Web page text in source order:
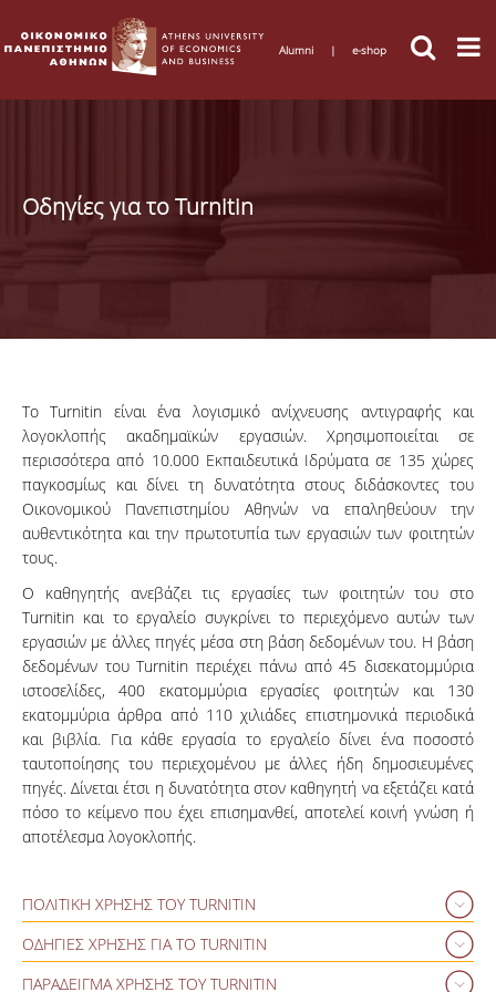
Alumni | e-shop
Οδηγίες για το Turnitin
Το Turnitin είναι ένα λογισμικό ανίχνευσης αντιγραφής και
λογοκλοπής ακαδημαϊκών εργασιών. Χρησιμοποιείται σε
περισσότερα από 10.000 Εκπαιδευτικά Ιδρύματα σε 135 χώρες
παγκοσμίως και δίνει τη δυνατότητα στους διδάσκοντες του
Οικονομικού Πανεπιστημίου Αθηνών να επαληθεύουν την
αυθεντικότητα και την πρωτοτυπία των εργασιών των φοιτητών
τους.
Ο καθηγητής ανεβάζει τις εργασίες των φοιτητών του στο
Turnitin και το εργαλείο συγκρίνει το περιεχόμενο αυτών των
εργασιών με άλλες πηγές μέσα στη βάση δεδομένων του. Η βάση
δεδομένων του Turnitin περιέχει πάνω από 45 δισεκατομμύρια
ιστοσελίδες, 400 εκατομμύρια εργασίες φοιτητών και 130
εκατομμύρια άρθρα από 110 χιλιάδες επιστημονικά περιοδικά
και βιβλία. Για κάθε εργασία το εργαλείο δίνει ένα ποσοστό
ταυτοποίησης του περιεχομένου με άλλες ήδη δημοσιευμένες
πηγές. Δίνεται έτσι η δυνατότητα στον καθηγητή να εξετάζει κατά
πόσο το κείμενο που έχει επισημανθεί, αποτελεί κοινή γνώση ή
αποτέλεσμα λογοκλοπής.
ΠΟΛΙΤΙΚΗ ΧΡΗΣΗΣ ΤΟΥ TURNITIN
Το Turnitin είναι μία online εμπορική υπηρεσία ανίχνευσης
λογοκλοπής, που χρησιμοποιείται κατόπιν άδειας από τα
περισσότερα Πανεπιστήμια παγκοσμίως. Με βάση την κάθε
ΟΔΗΓΙΕΣ ΧΡΗΣΗΣ ΓΙΑ ΤΟ TURNITIN
Είσοδος στο Turnitin
ΠΑΡΑΔΕΙΓΜΑ ΧΡΗΣΗΣ ΤΟΥ TURNITIN